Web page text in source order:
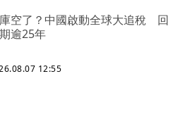
空了？中國啟動全球大追稅 回
逾25年
12:55